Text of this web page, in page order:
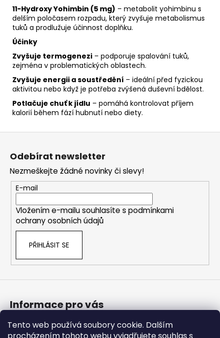
Tento web používá soubory cookie. Dalším
11-Hydroxy Yohimbin (5 mg) – metabolit yohimbinu s
delším poločasem rozpadu, který zvyšuje metabolismus
tuků a prodlužuje účinnost doplňku.
Účinky
Zvyšuje termogenezi – podporuje spalování tuků,
zejména v problematických oblastech.
Zvyšuje energii a soustředění – ideální před fyzickou
aktivitou nebo když je potřeba zvýšená duševní bdělost.
Potlačuje chuť k jídlu – pomáhá kontrolovat příjem
kalorií během fází hubnutí nebo diety.
Z
Odebírat newsletter
Nezmeškejte žádné novinky či slevy!
E-mail
Vložením e-mailu souhlasíte s podmínkami
ochrany osobních údajů
PŘIHLÁSIT SE
Informace pro vás
Bonusový program